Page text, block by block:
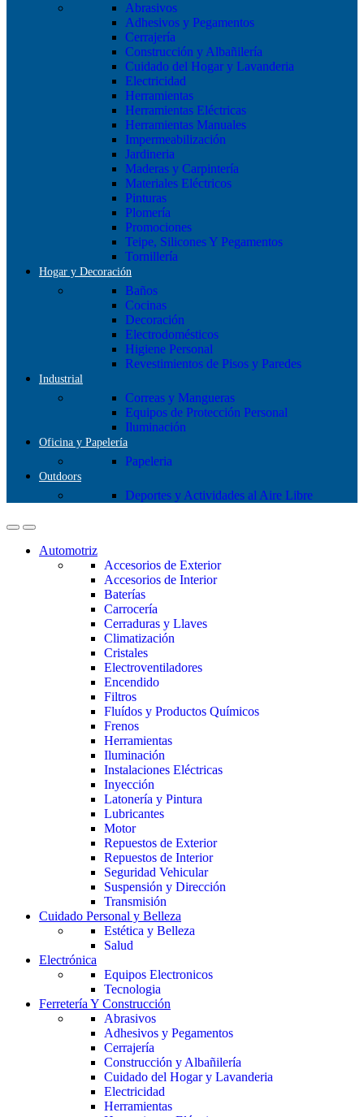
Abrasivos
Adhesivos y Pegamentos
Cerrajería
Construcción y Albañilería
Cuidado del Hogar y Lavanderia
Electricidad
Herramientas
Herramientas Eléctricas
Herramientas Manuales
Impermeabilización
Jardineria
Maderas y Carpintería
Materiales Eléctricos
Pinturas
Plomería
Promociones
Teipe, Silicones Y Pegamentos
Tornillería
Hogar y Decoración
Baños
Cocinas
Decoración
Electrodomésticos
Higiene Personal
Revestimientos de Pisos y Paredes
Industrial
Correas y Mangueras
Equipos de Protección Personal
Iluminación
Oficina y Papelería
Papeleria
Outdoors
Deportes y Actividades al Aire Libre
Automotriz
Accesorios de Exterior
Accesorios de Interior
Baterías
Carrocería
Cerraduras y Llaves
Climatización
Cristales
Electroventiladores
Encendido
Filtros
Fluídos y Productos Químicos
Frenos
Herramientas
Iluminación
Instalaciones Eléctricas
Inyección
Latonería y Pintura
Lubricantes
Motor
Repuestos de Exterior
Repuestos de Interior
Seguridad Vehicular
Suspensión y Dirección
Transmisión
Cuidado Personal y Belleza
Estética y Belleza
Salud
Electrónica
Equipos Electronicos
Tecnologia
Ferretería Y Construcción
Abrasivos
Adhesivos y Pegamentos
Cerrajería
Construcción y Albañilería
Cuidado del Hogar y Lavanderia
Electricidad
Herramientas